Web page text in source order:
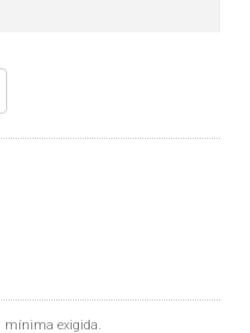
mínima exigida.